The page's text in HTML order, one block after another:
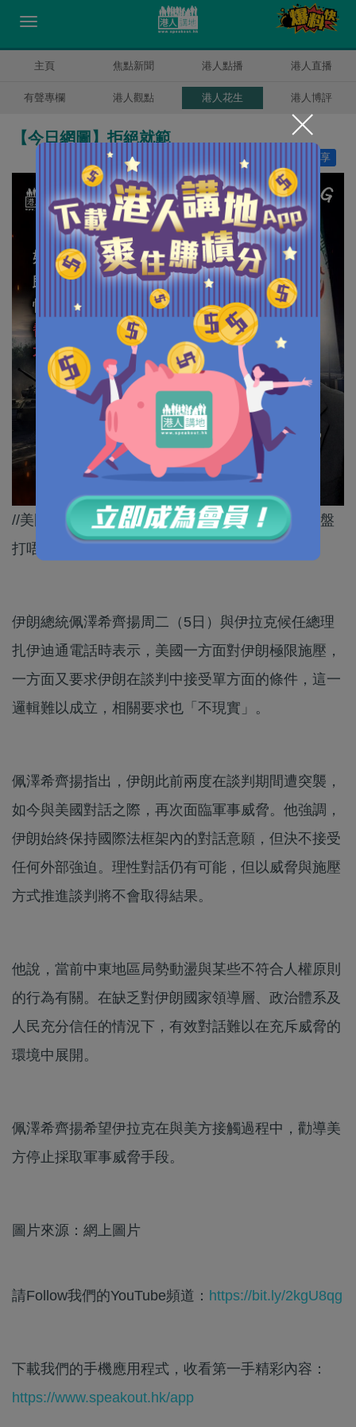
主頁 焦點新聞 港人點播 港人直播
有聲專欄 港人觀點 港人花生 港人博評
【今日網圖】拒絕就範
分享
//美國以為用武力就可以逼人就範，但睇嚟如意算盤
打唔響～//
伊朗總統佩澤希齊揚周二（5日）與伊拉克候任總理
扎伊迪通電話時表示，美國一方面對伊朗極限施壓，
一方面又要求伊朗在談判中接受單方面的條件，這一
邏輯難以成立，相關要求也「不現實」。
佩澤希齊揚指出，伊朗此前兩度在談判期間遭突襲，
如今與美國對話之際，再次面臨軍事威脅。他強調，
伊朗始終保持國際法框架內的對話意願，但決不接受
任何外部強迫。理性對話仍有可能，但以威脅與施壓
方式推進談判將不會取得結果。
他說，當前中東地區局勢動盪與某些不符合人權原則
的行為有關。在缺乏對伊朗國家領導層、政治體系及
人民充分信任的情況下，有效對話難以在充斥威脅的
環境中展開。
佩澤希齊揚希望伊拉克在與美方接觸過程中，勸導美
方停止採取軍事威脅手段。
圖片來源：網上圖片
請Follow我們的YouTube頻道： https://bit.ly/2kgU8qg
下載我們的手機應用程式，收看第一手精彩內容：
https://www.speakout.hk/app